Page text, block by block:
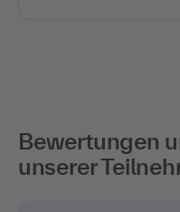
Bewertungen
unserer